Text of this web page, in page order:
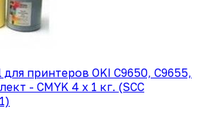
принтеров OKI C9650, C9655,
- CMYK 4 x 1 кг. (SCC